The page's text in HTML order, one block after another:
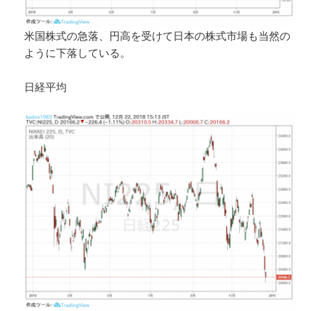
米国株式の急落、円高を受けて日本の株式市場も当然の
ように下落している。
日経平均